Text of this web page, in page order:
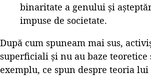
binaritate a genului și
impuse de societate.
După cum spuneam mai sus,
superficiali și nu au baze teoretice
exemplu, ce spun despre teoria lui